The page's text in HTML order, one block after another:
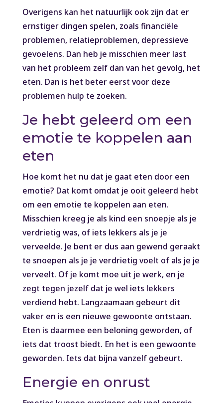
Overigens kan het natuurlijk ook zijn dat er
ernstiger dingen spelen, zoals financiële
problemen, relatieproblemen, depressieve
gevoelens. Dan heb je misschien meer last
van het probleem zelf dan van het gevolg, het
eten. Dan is het beter eerst voor deze
problemen hulp te zoeken.
Je hebt geleerd om een
emotie te koppelen aan
eten
Hoe komt het nu dat je gaat eten door een
emotie? Dat komt omdat je ooit geleerd hebt
om een emotie te koppelen aan eten.
Misschien kreeg je als kind een snoepje als je
verdrietig was, of iets lekkers als je je
verveelde. Je bent er dus aan gewend geraakt
te snoepen als je je verdrietig voelt of als je je
verveelt. Of je komt moe uit je werk, en je
zegt tegen jezelf dat je wel iets lekkers
verdiend hebt. Langzaamaan gebeurt dit
vaker en is een nieuwe gewoonte ontstaan.
Eten is daarmee een beloning geworden, of
iets dat troost biedt. En het is een gewoonte
geworden. Iets dat bijna vanzelf gebeurt.
Energie en onrust